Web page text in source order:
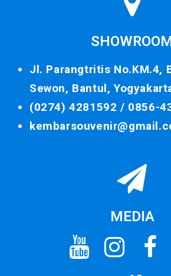
Jl. Parangtritis No.KM.4,
Sewon, Bantul,
(0274) 4281592 / 0856-
MEDIA